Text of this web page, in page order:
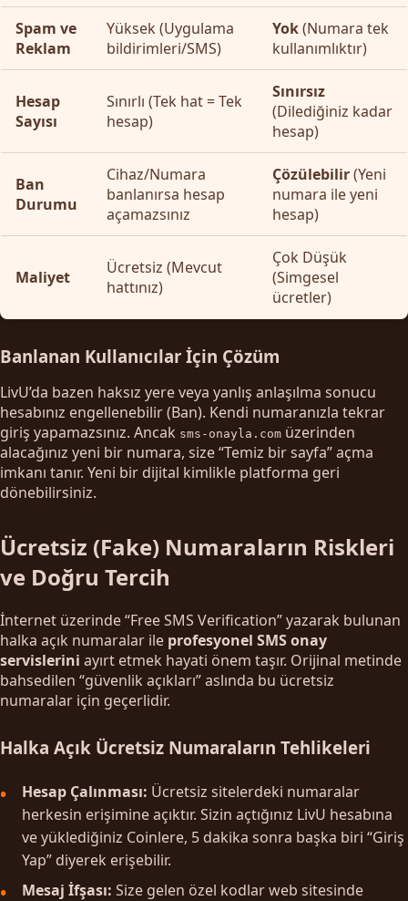
Spam ve
Reklam
Yüksek (Uygulama
bildirimleri/SMS)
Yok(Numara tek
kullanımlıktır)
Hesap
Sayısı
Sınırlı (Tek hat = Tek
hesap)
Sınırsız
(Dilediğiniz kadar
hesap)
Ban
Durumu
Cihaz/Numara
banlanırsa hesap
açamazsınız
Çözülebilir(Yeni
numara ile yeni
hesap)
Maliyet
Ücretsiz (Mevcut
hattınız)
Çok Düşük
(Simgesel
ücretler)
Banlanan Kullanıcılar İçin Çözüm
LivU’da bazen haksız yere veya yanlış anlaşılma sonucu
hesabınız engellenebilir (Ban). Kendi numaranızla tekrar
giriş yapamazsınız. Ancak sms-onayla.com üzerinden
alacağınız yeni bir numara, size “Temiz bir sayfa” açma
imkanı tanır. Yeni bir dijital kimlikle platforma geri
dönebilirsiniz.
Ücretsiz (Fake) Numaraların Riskleri
ve Doğru Tercih
İnternet üzerinde “Free SMS Verification” yazarak bulunan
halka açık numaralar ile profesyonel SMS onay
servislerini ayırt etmek hayati önem taşır. Orijinal metinde
bahsedilen “güvenlik açıkları” aslında bu ücretsiz
numaralar için geçerlidir.
Halka Açık Ücretsiz Numaraların Tehlikeleri
Hesap Çalınması: Ücretsiz sitelerdeki numaralar
herkesin erişimine açıktır. Sizin açtığınız LivU hesabına
ve yüklediğiniz Coinlere, 5 dakika sonra başka biri “Giriş
Yap” diyerek erişebilir.
Mesaj İfşası: Size gelen özel kodlar web sitesinde